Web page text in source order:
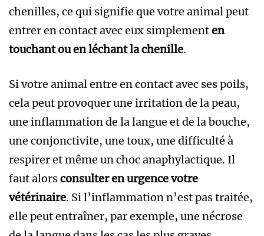
chenilles, ce qui signifie que votre animal peut
entrer en contact avec eux simplementen
touchant ou en léchant la chenille.
Si votre animal entre en contact avec ses poils,
cela peut provoquer une irritation de la peau,
une inflammation de la langue et de la bouche,
une conjonctivite, une toux, une difficulté à
respirer et même un choc anaphylactique. Il
faut alorsconsulter en urgence votre
vétérinaire. Si l’inflammation n’est pas traitée,
elle peut entraîner, par exemple, une nécrose